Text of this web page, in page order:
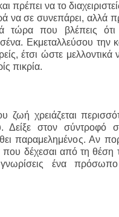
πρέπει να το
να σε συνεπάρει, αλλά
τώρα που βλέπεις
Εκμεταλλεύσου την
έτσι ώστε μελλοντικά
πικρία.
ζωή χρειάζεται
Δείξε στον σύντροφό
παραμελημένος. Αν
που δέχεσαι από τη
ένα